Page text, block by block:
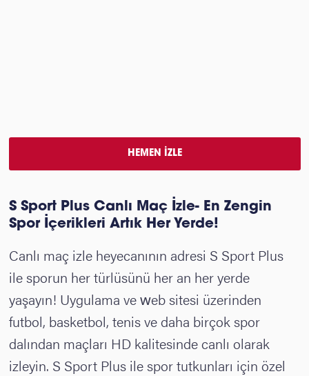
HEMEN İZLE
S Sport Plus Canlı Maç İzle- En Zengin
Spor İçerikleri Artık Her Yerde!
Canlı maç izle heyecanının adresi S Sport Plus
ile sporun her türlüsünü her an her yerde
yaşayın! Uygulama ve web sitesi üzerinden
futbol, basketbol, tenis ve daha birçok spor
dalından maçları HD kalitesinde canlı olarak
izleyin. S Sport Plus ile spor tutkunları için özel